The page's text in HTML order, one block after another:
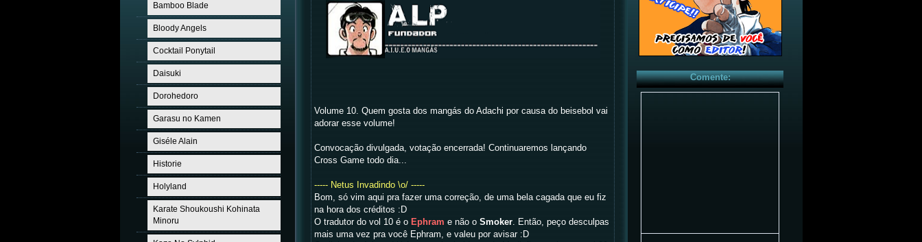
Bamboo Blade
Bloody Angels
Cocktail Ponytail
Daisuki
Dorohedoro
Garasu no Kamen
Giséle Alain
Historie
Holyland
Karate Shoukoushi Kohinata
Minoru
Volume 10. Quem gosta dos mangás do Adachi por causa do beisebol vai
adorar esse volume!
Convocação divulgada, votação encerrada! Continuaremos lançando
Cross Game todo dia...
----- Netus Invadindo \o/ -----
Bom, só vim aqui pra fazer uma correção, de uma bela cagada que eu fiz
na hora dos créditos :D
O tradutor do vol 10 é o Ephram e não o Smoker . Então, peço desculpas
mais uma vez pra você Ephram, e valeu por avisar :D
Comente: